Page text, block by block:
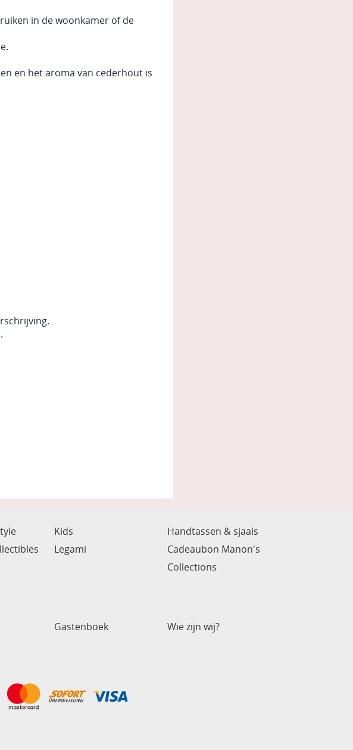
in de woonkamer of de
en het aroma van cederhout is
Kids
Handtassen & sjaals
Legami
Cadeaubon Manon's
Collections
Gastenboek
Wie zijn wij?